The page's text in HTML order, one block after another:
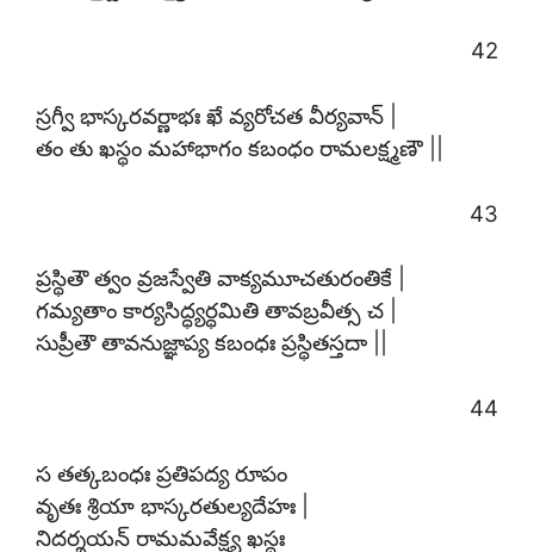
42
స్రగ్వీ భాస్కరవర్ణాభః ఖే వ్యరోచత వీర్యవాన్ |
తం తు ఖస్థం మహాభాగం కబంధం రామలక్ష్మణౌ ||
43
ప్రస్థితౌ త్వం వ్రజస్వేతి వాక్యమూచతురంతికే |
గమ్యతాం కార్యసిద్ధ్యర్థమితి తావబ్రవీత్స చ |
సుప్రీతౌ తావనుజ్ఞాప్య కబంధః ప్రస్థితస్తదా ||
44
స తత్కబంధః ప్రతిపద్య రూపం
వృతః శ్రియా భాస్కరతుల్యదేహః |
నిదర్శయన్ రామమవేక్ష్య ఖస్థః